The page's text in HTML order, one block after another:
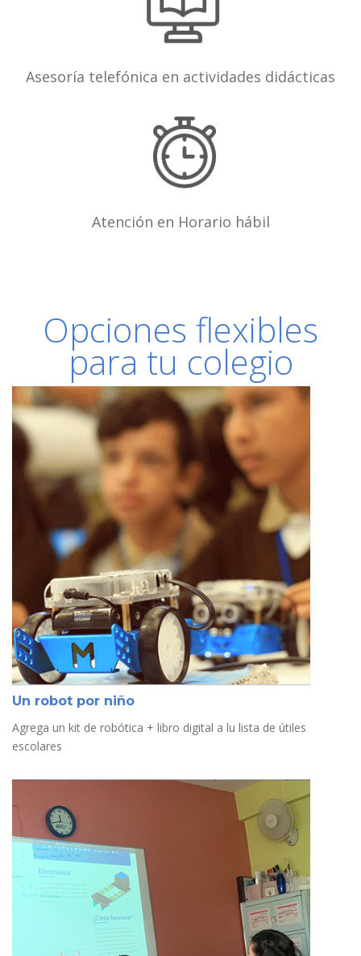
Asesoría telefónica en actividades didácticas
Atención en Horario hábil
Opciones flexibles
para tu colegio
Un robot por niño
Agrega un kit de robótica + libro digital a lu lista de útiles
escolares